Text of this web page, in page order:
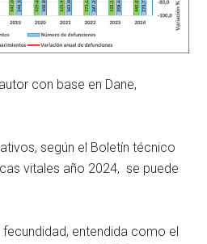
con base en Dane,
según el Boletín técnico
vitales año 2024, se puede
entendida como el